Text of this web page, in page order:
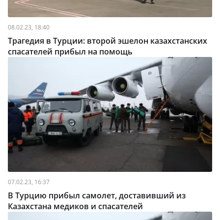
08.02.23, 18:40
Трагедия в Турции: второй эшелон казахстанских
спасателей прибыл на помощь
07.02.23, 16:37
В Турцию прибыл самолет, доставивший из
Казахстана медиков и спасателей